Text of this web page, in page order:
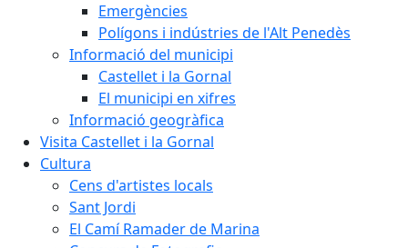
Emergències
Polígons i indústries de l'Alt Penedès
Informació del municipi
Castellet i la Gornal
El municipi en xifres
Informació geogràfica
Visita Castellet i la Gornal
Cultura
Cens d'artistes locals
Sant Jordi
El Camí Ramader de Marina